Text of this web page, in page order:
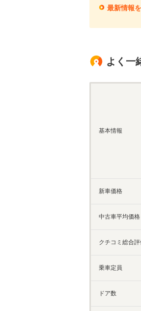
最新情報
よく一
基本情報
新車価格
中古車平均価格
クチコミ総合評
乗車定員
ドア数